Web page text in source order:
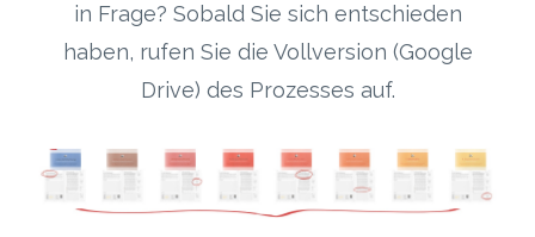
in Frage? Sobald Sie sich entschieden
haben, rufen Sie die Vollversion (Google
Drive) des Prozesses auf.